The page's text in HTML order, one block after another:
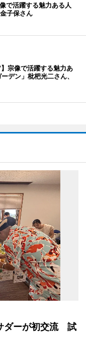
で活躍する魅力ある人
子保さん
宗像で活躍する魅力あ
デン」枇杷光二さん、
ダーが初交流 試